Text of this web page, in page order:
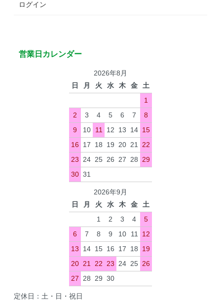
ログイン
営業日カレンダー
2026年8月
日
月 火 水 木 金
土
1
2
3 4 5 6 7
8
9
10 11 12 13 14 15
16 17 18 19 20 21
22
23
24 25 26 27 28
29
30 31
2026年9月
日
月 火 水 木 金
土
1
2 3 4
5
6
7 8 9 10 11
12
13
14 15 16 17 18
19
20 21 22 23 24 25 26
27
28 29 30
定休日：土・日・祝日